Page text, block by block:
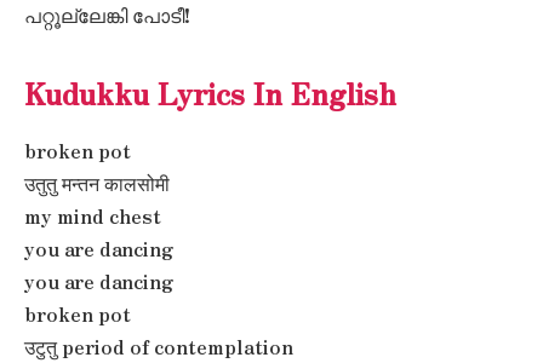
പറ്റൂല്ലേങ്കി പോടീ!
Kudukku Lyrics In English
broken pot
उतुतु मन्तन कालसोमी
my mind chest
you are dancing
you are dancing
broken pot
उटुतु period of contemplation